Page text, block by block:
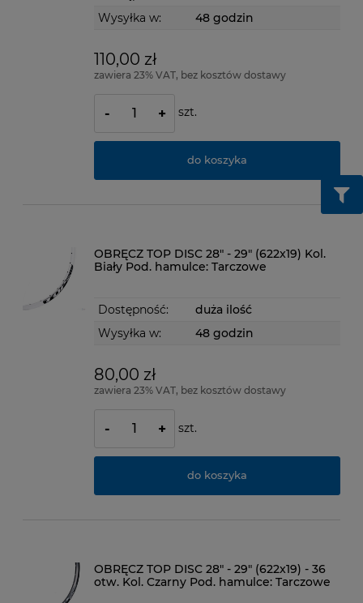
Wysyłka w:
48 godzin
110,00 zł
zawiera 23% VAT, bez kosztów dostawy
- + szt.
do koszyka
OBRĘCZ TOP DISC 28" - 29" (622x19) Kol.
Biały Pod. hamulce: Tarczowe
Dostępność:
duża ilość
Wysyłka w:
48 godzin
80,00 zł
zawiera 23% VAT, bez kosztów dostawy
- + szt.
do koszyka
OBRĘCZ TOP DISC 28" - 29" (622x19) - 36
otw. Kol. Czarny Pod. hamulce: Tarczowe